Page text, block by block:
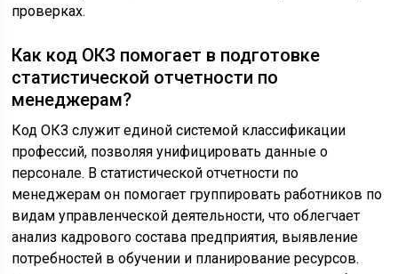
проверках.
Как код ОКЗ помогает в подготовке
статистической отчетности по
менеджерам?
Код ОКЗ служит единой системой классификации
профессий, позволяя унифицировать данные о
персонале. В статистической отчетности по
менеджерам он помогает группировать работников по
видам управленческой деятельности, что облегчает
анализ кадрового состава предприятия, выявление
потребностей в обучении и планирование ресурсов.